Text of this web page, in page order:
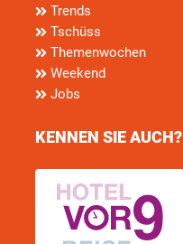
Trends
Tschüss
Themenwochen
Weekend
Jobs
KENNEN SIE AUCH?